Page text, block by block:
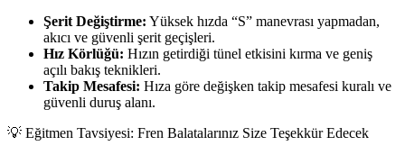
Şerit Değiştirme: Yüksek hızda “S” manevrası yapmadan,
akıcı ve güvenli şerit geçişleri.
Hız Körlüğü: Hızın getirdiği tünel etkisini kırma ve geniş
açılı bakış teknikleri.
Takip Mesafesi: Hıza göre değişken takip mesafesi kuralı ve
güvenli duruş alanı.
💡 Eğitmen Tavsiyesi: Fren Balatalarınız Size Teşekkür Edecek